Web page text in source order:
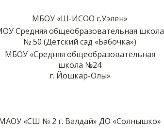
МБОУ «Ш-ИСОО с.Уэлен»
Средняя общеобразовательная школа
№ 50 (Детский сад «Бабочка»)
МБОУ «Средняя общеобразовательная
школа №24
г. Йошкар-Олы»
«СШ № 2 г. Валдай» ДО «Солнышко»